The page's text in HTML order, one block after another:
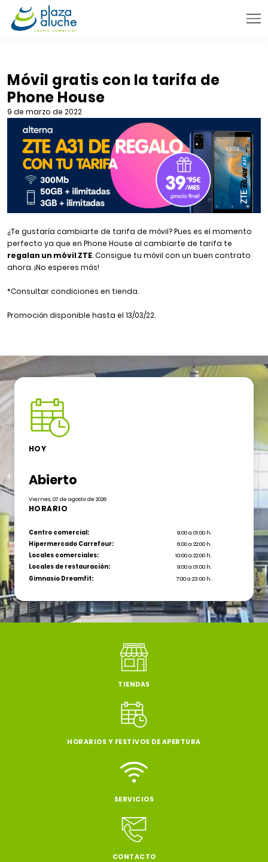
TIENDAS
VENTA TELEFÓNICA
NOVEDADES
BLOG
CONTACTO
Móvil gratis con la tarifa de
Phone House
9 de marzo de 2022
¿Te gustaría cambiarte de tarifa de móvil? Pues es el momento
perfecto ya que en Phone House al cambiarte de tarifa te
regalan un móvil ZTE. Consigue tu móvil con un buen contrato
ahora. ¡No esperes más!
*Consultar condiciones en tienda.
Promoción disponible hasta el 13/03/22.
HOY
Abierto
Viernes, 07 de agosto de 2026
HORARIO
Centro comercial:
9:00 a 01:00 h.
Hipermercado Carrefour:
6:00 a 22:00 h.
Locales comerciales:
10:00 a 22:00 h.
Locales de restauración:
9:00 a 01:00 h.
Gimnasio Dreamfit:
7:00 a 23:00 h.
TIENDAS
HORARIOS Y FESTIVOS DE APERTURA
SERVICIOS
CONTACTO